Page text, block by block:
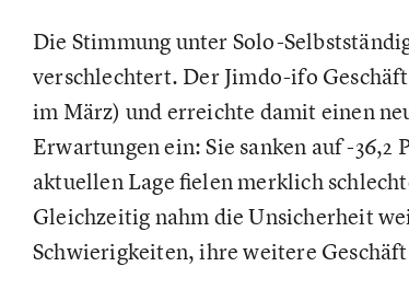
Die Stimmung unter Solo-
verschlechtert. Der Jimdo-ifo
im März) und erreichte damit einen
Erwartungen ein: Sie sanken auf -
aktuellen Lage fielen merklich
Gleichzeitig nahm die Unsicherheit
Schwierigkeiten, ihre weitere